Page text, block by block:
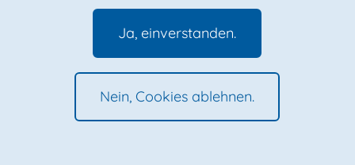
Ja, einverstanden.
Nein, Cookies ablehnen.